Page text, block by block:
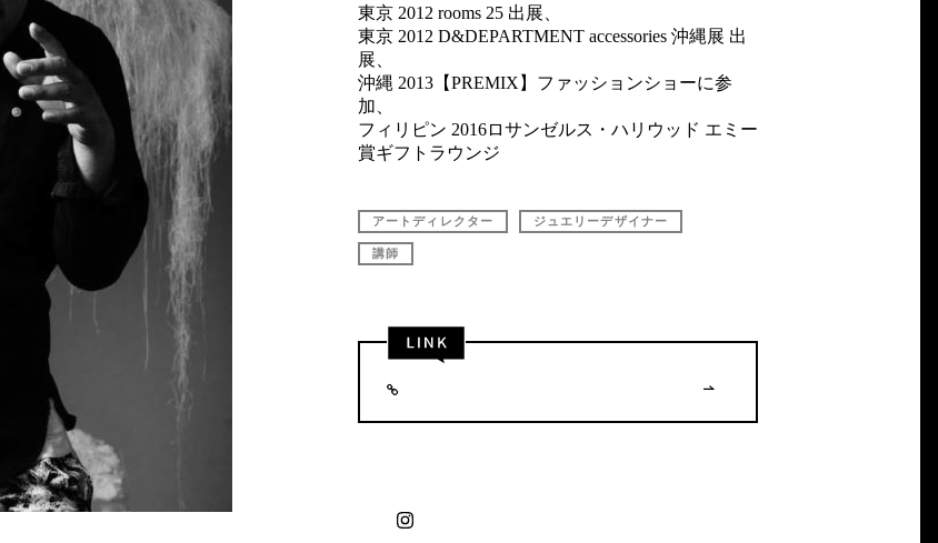
東京 2012 rooms 25 出展、
東京 2012 D&DEPARTMENT accessories 沖縄展 出
展、
沖縄 2013【PREMIX】ファッションショーに参
加、
フィリピン 2016ロサンゼルス・ハリウッド エミー
賞ギフトラウンジ
アートディレクター ジュエリーデザイナー
講師